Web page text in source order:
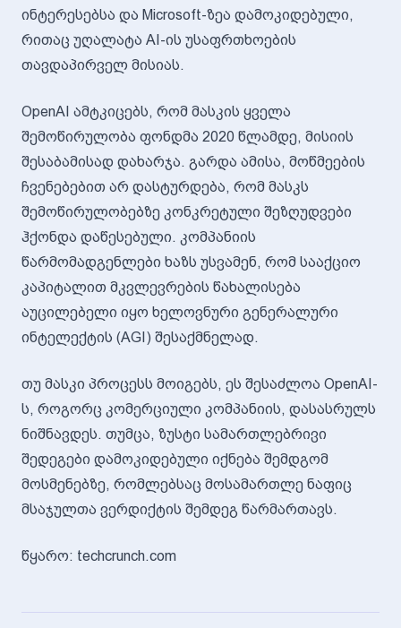
ინტერესებსა და Microsoft-ზეა დამოკიდებული,
რითაც უღალატა AI-ის უსაფრთხოების
თავდაპირველ მისიას.
OpenAI ამტკიცებს, რომ მასკის ყველა
შემოწირულობა ფონდმა 2020 წლამდე, მისიის
შესაბამისად დახარჯა. გარდა ამისა, მოწმეების
ჩვენებებით არ დასტურდება, რომ მასკს
შემოწირულობებზე კონკრეტული შეზღუდვები
ჰქონდა დაწესებული. კომპანიის
წარმომადგენლები ხაზს უსვამენ, რომ სააქციო
კაპიტალით მკვლევრების წახალისება
აუცილებელი იყო ხელოვნური გენერალური
ინტელექტის (AGI) შესაქმნელად.
თუ მასკი პროცესს მოიგებს, ეს შესაძლოა OpenAI-
ს, როგორც კომერციული კომპანიის, დასასრულს
ნიშნავდეს. თუმცა, ზუსტი სამართლებრივი
შედეგები დამოკიდებული იქნება შემდგომ
მოსმენებზე, რომლებსაც მოსამართლე ნაფიც
მსაჯულთა ვერდიქტის შემდეგ წარმართავს.
წყარო: techcrunch.com